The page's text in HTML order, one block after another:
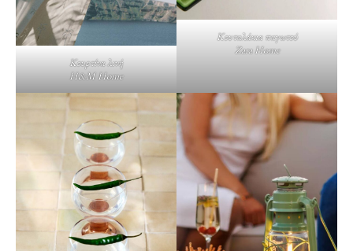
Κουρτίνα λινή
H&M Home
Κουταλάκια παγωτού
Zara Home